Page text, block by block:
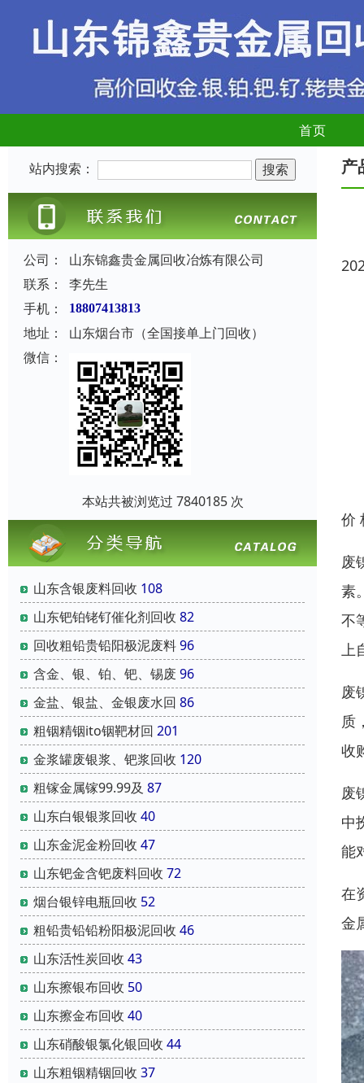
首页
站内搜索：
公司：
山东锦鑫贵金属回收冶炼有限公司
联系：
李先生
手机：
18807413813
地址：
山东烟台市（全国接单上门回收）
微信：
本站共被浏览过 7840185 次
山东含银废料回收 108
山东钯铂铑钌催化剂回收 82
回收粗铅贵铅阳极泥废料96
含金、银、铂、钯、锡废 96
金盐、银盐、金银废水回 86
粗铟精铟ito铟靶材回 201
金浆罐废银浆、钯浆回收 120
粗镓金属镓99.99及 87
山东白银银浆回收 40
山东金泥金粉回收 47
山东钯金含钯废料回收 72
烟台银锌电瓶回收 52
粗铅贵铅铅粉阳极泥回收 46
山东活性炭回收 43
山东擦银布回收 50
山东擦金布回收 40
山东硝酸银氯化银回收 44
山东粗铟精铟回收 37
产
价
废
素
不
上
废
质
收
废
中
能
在
金